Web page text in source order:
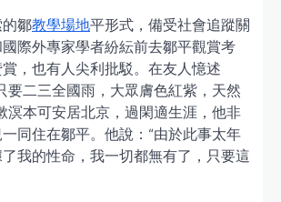
鄒教學場地平形式，備受社會追蹤關
際外專家學者紛紜前去鄒平觀賞考
，也有人尖利批駁。在友人憶述
要二三全國雨，大眾膚色紅紫，天然
溟本可安居北京，過閑適生涯，他非
同住在鄒平。他說：“由於此事太年
我的性命，我一切都無有了，只要這